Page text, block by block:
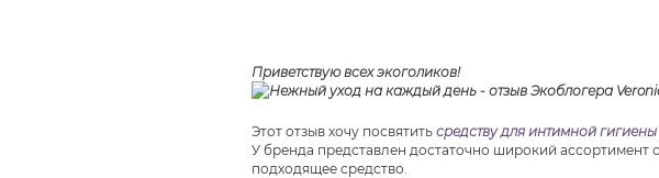
Приветствую всех экоголиков!
Этот отзыв хочу посвятить средству для интимной
У бренда представлен достаточно широкий
подходящее средство.